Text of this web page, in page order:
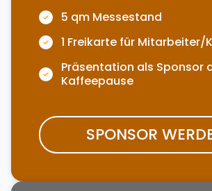
5 qm Messestand
1 Freikarte für Mitarbeiter/
Präsentation als Sponsor
Kaffeepause
SPONSOR